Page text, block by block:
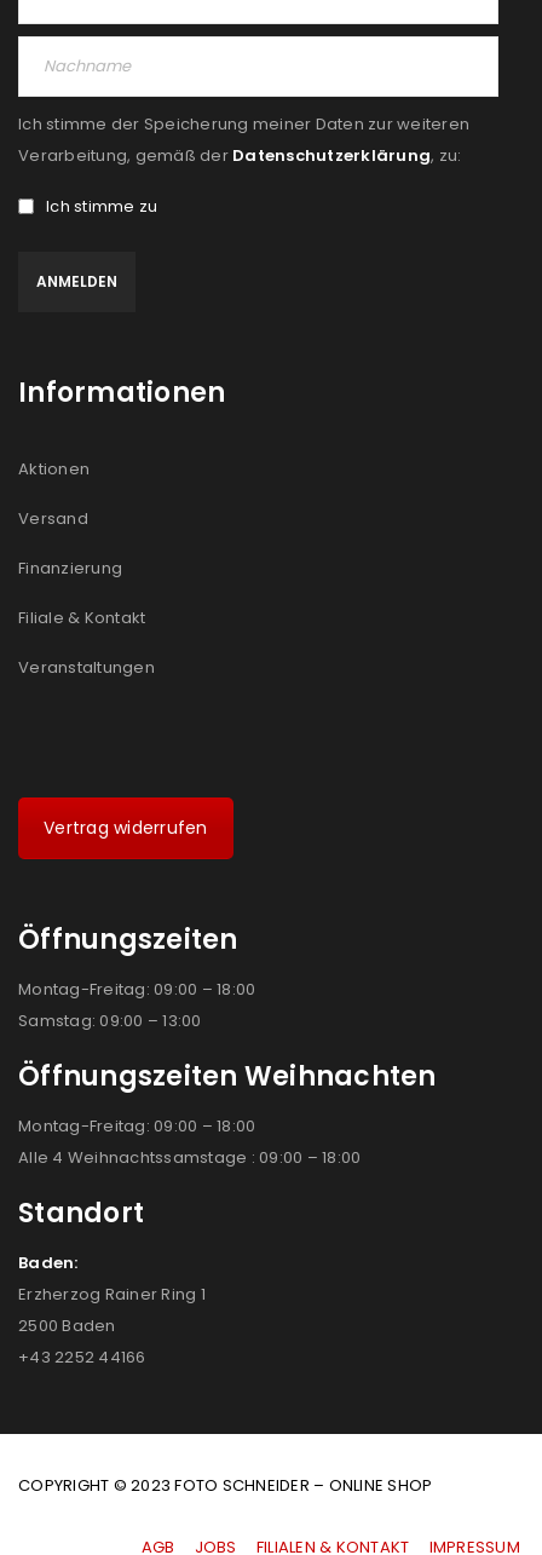
Ich stimme der Speicherung meiner Daten zur weiteren
Verarbeitung, gemäß der Datenschutzerklärung, zu:
Ich stimme zu
Informationen
Aktionen
Versand
Finanzierung
Filiale & Kontakt
Veranstaltungen
Vertrag widerrufen
Öffnungszeiten
Montag-Freitag: 09:00 – 18:00
Samstag: 09:00 – 13:00
Öffnungszeiten Weihnachten
Montag-Freitag: 09:00 – 18:00
Alle 4 Weihnachtssamstage : 09:00 – 18:00
Standort
Baden:
Erzherzog Rainer Ring 1
2500 Baden
+43 2252 44166
COPYRIGHT © 2023 FOTO SCHNEIDER – ONLINE SHOP
AGB JOBS FILIALEN & KONTAKT IMPRESSUM